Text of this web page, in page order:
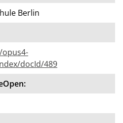
Berlin
docId/489